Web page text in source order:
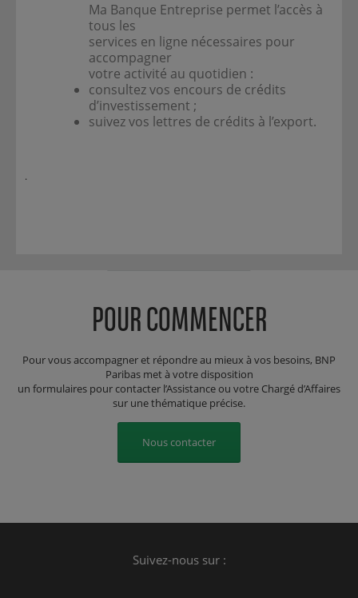
Ma Banque Entreprise permet l’accès à
tous les
services en ligne nécessaires pour
accompagner
votre activité au quotidien :
consultez vos encours de crédits
d’investissement ;
suivez vos lettres de crédits à l’export.
.
POUR COMMENCER
Pour vous accompagner et répondre au mieux à vos besoins, BNP
Paribas met à votre disposition
un formulaires pour contacter l’Assistance ou votre Chargé d’Affaires
sur une thématique précise.
Nous contacter
Suivez-nous sur :